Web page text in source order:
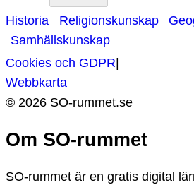
Historia Religionskunskap
Samhällskunskap
Cookies och GDPR
Webbkarta
© 2026 SO-rummet.se
Om SO-rummet
SO-rummet är en gratis digital